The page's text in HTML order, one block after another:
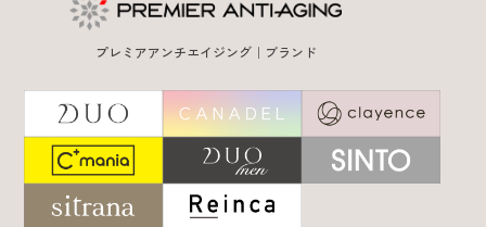
プレミアアンチエイジング｜ブランド